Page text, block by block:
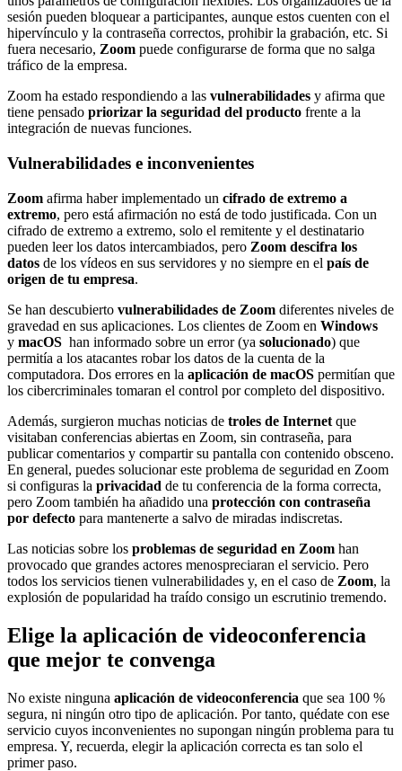
sesión pueden bloquear a participantes, aunque estos cuenten con el
hipervínculo y la contraseña correctos, prohibir la grabación, etc. Si
fuera necesario, Zoom puede configurarse de forma que no salga
tráfico de la empresa.
Zoom ha estado respondiendo a las vulnerabilidades y afirma que
tiene pensado priorizar la seguridad del producto frente a la
integración de nuevas funciones.
Vulnerabilidades e inconvenientes
Zoom afirma haber implementado un cifrado de extremo a
extremo, pero está afirmación no está de todo justificada. Con un
cifrado de extremo a extremo, solo el remitente y el destinatario
pueden leer los datos intercambiados, pero Zoom descifra los
datos de los vídeos en sus servidores y no siempre en el país de
origen de tu empresa.
Se han descubierto vulnerabilidades de Zoom diferentes niveles de
gravedad en sus aplicaciones. Los clientes de Zoom en Windows
y macOS han informado sobre un error (ya solucionado) que
permitía a los atacantes robar los datos de la cuenta de la
computadora. Dos errores en la aplicación de macOS permitían que
los cibercriminales tomaran el control por completo del dispositivo.
Además, surgieron muchas noticias de troles de Internet que
visitaban conferencias abiertas en Zoom, sin contraseña, para
publicar comentarios y compartir su pantalla con contenido obsceno.
En general, puedes solucionar este problema de seguridad en Zoom
si configuras la privacidad de tu conferencia de la forma correcta,
pero Zoom también ha añadido una protección con contraseña
por defecto para mantenerte a salvo de miradas indiscretas.
Las noticias sobre los problemas de seguridad en Zoom han
provocado que grandes actores menospreciaran el servicio. Pero
todos los servicios tienen vulnerabilidades y, en el caso de Zoom, la
explosión de popularidad ha traído consigo un escrutinio tremendo.
Elige la aplicación de videoconferencia
que mejor te convenga
No existe ninguna aplicación de videoconferencia que sea 100 %
segura, ni ningún otro tipo de aplicación. Por tanto, quédate con ese
servicio cuyos inconvenientes no supongan ningún problema para tu
empresa. Y, recuerda, elegir la aplicación correcta es tan solo el
primer paso.